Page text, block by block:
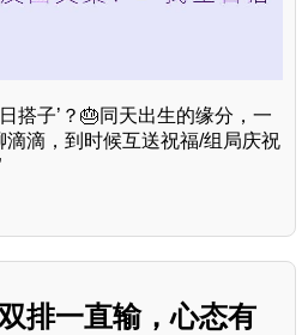
搭子’？🎂同天出生的缘分，一
滴，到时候互送祝福/组局庆祝
排一直输，心态有